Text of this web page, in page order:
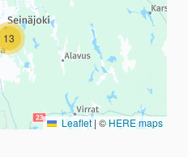
13
Leaflet | © HERE maps